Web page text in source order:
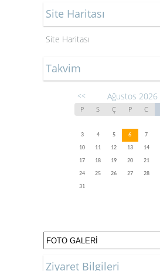
Site Haritası
Site Haritası
Takvim
<< Ağustos 2026
P S Ç P C
3
4 5 6 7
10
11 12 13 14
17
18 19 20 21
24
25 26 27 28
31
Ziyaret Bilgileri